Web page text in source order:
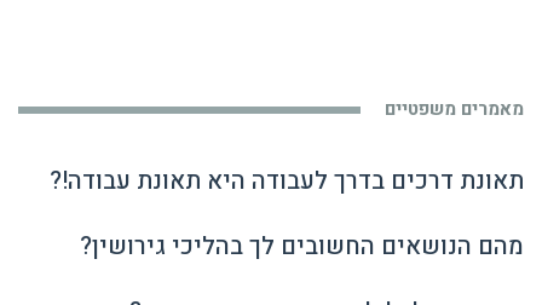
מאמרים משפטיים
תאונת דרכים בדרך לעבודה היא תאונת עבודה!?
מהם הנושאים החשובים לך בהליכי גירושין?